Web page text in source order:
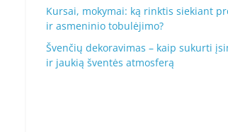
Kursai, mokymai: ką rinktis siekiant
ir asmeninio tobulėjimo?
Švenčių dekoravimas – kaip sukurti
ir jaukią šventės atmosferą